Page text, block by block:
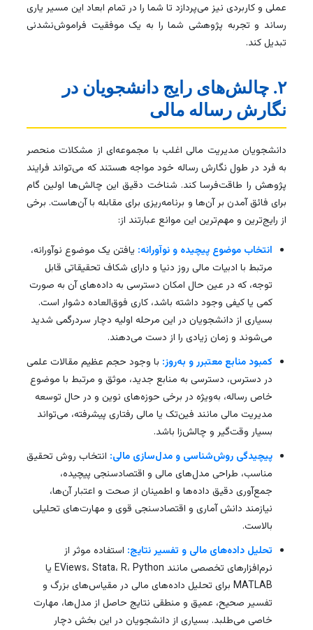
عملی و کاربردی نیز می‌پردازد تا شما را در تمام ابعاد این مسیر یاری
رساند و تجربه پژوهشی شما را به یک موفقیت فراموش‌نشدنی
تبدیل کند.
۲. چالش‌های رایج دانشجویان در
نگارش رساله مالی
دانشجویان مدیریت مالی اغلب با مجموعه‌ای از مشکلات منحصر
به فرد در طول نگارش رساله خود مواجه هستند که می‌تواند فرایند
پژوهش را طاقت‌فرسا کند. شناخت دقیق این چالش‌ها اولین گام
برای فائق آمدن بر آن‌ها و برنامه‌ریزی برای مقابله با آن‌هاست. برخی
از رایج‌ترین و مهم‌ترین این موانع عبارتند از:
انتخاب موضوع پیچیده و نوآورانه:یافتن یک موضوع نوآورانه،
مرتبط با ادبیات مالی روز دنیا و دارای شکاف تحقیقاتی قابل
توجه، که در عین حال امکان دسترسی به داده‌های آن به صورت
کمی یا کیفی وجود داشته باشد، کاری فوق‌العاده دشوار است.
بسیاری از دانشجویان در این مرحله اولیه دچار سردرگمی شدید
می‌شوند و زمان زیادی را از دست می‌دهند.
کمبود منابع معتبرر و به‌روز:با وجود حجم عظیم مقالات علمی
در دسترس، دسترسی به منابع جدید، موثق و مرتبط با موضوع
خاص رساله، به‌ویژه در برخی حوزه‌های نوین و در حال توسعه
مدیریت مالی مانند فین‌تک یا مالی رفتاری پیشرفته، می‌تواند
بسیار وقت‌گیر و چالش‌زا باشد.
پیچیدگی روش‌شناسی و مدل‌سازی مالی: انتخاب روش تحقیق
مناسب، طراحی مدل‌های مالی و اقتصادسنجی پیچیده،
جمع‌آوری دقیق داده‌ها و اطمینان از صحت و اعتبار آن‌ها،
نیازمند دانش آماری و اقتصادسنجی قوی و مهارت‌های تحلیلی
بالاست.
تحلیل داده‌های مالی و تفسیر نتایج:استفاده موثر از
نرم‌افزارهای تخصصی مانند EViews، Stata، R، Python یا
MATLAB برای تحلیل داده‌های مالی در مقیاس‌های بزرگ و
تفسیر صحیح، عمیق و منطقی نتایج حاصل از مدل‌ها، مهارت
خاصی می‌طلبد. بسیاری از دانشجویان در این بخش دچار